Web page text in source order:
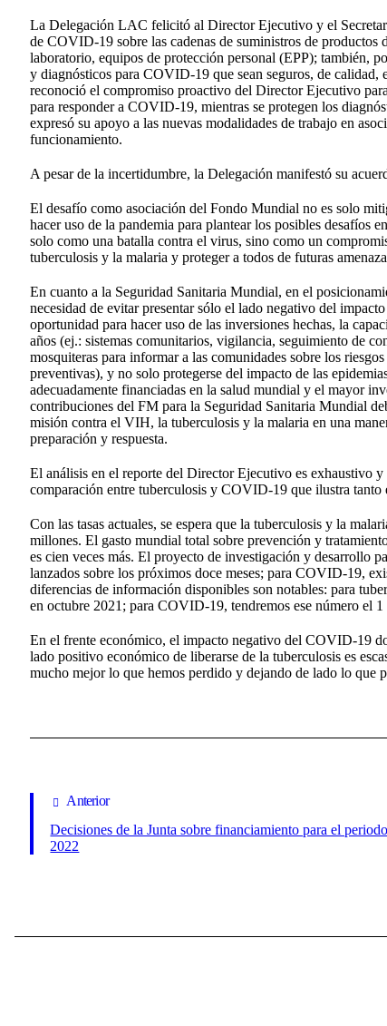
La Delegación LAC felicitó al Director Ejecutivo y el
de COVID-19 sobre las cadenas de suministros de
laboratorio, equipos de protección personal (EPP); también,
y diagnósticos para COVID-19 que sean seguros, de
reconoció el compromiso proactivo del Director Ejecutivo
para responder a COVID-19, mientras se protegen los
expresó su apoyo a las nuevas modalidades de trabajo en
funcionamiento.
A pesar de la incertidumbre, la Delegación manifestó su
El desafío como asociación del Fondo Mundial no es solo
hacer uso de la pandemia para plantear los posibles desafíos
solo como una batalla contra el virus, sino como un
tuberculosis y la malaria y proteger a todos de futuras
En cuanto a la Seguridad Sanitaria Mundial, en el
necesidad de evitar presentar sólo el lado negativo del
oportunidad para hacer uso de las inversiones hechas, la
años (ej.: sistemas comunitarios, vigilancia, seguimiento de
mosquiteras para informar a las comunidades sobre los
preventivas), y no solo protegerse del impacto de las
adecuadamente financiadas en la salud mundial y el mayor
contribuciones del FM para la Seguridad Sanitaria Mundial
misión contra el VIH, la tuberculosis y la malaria en una
preparación y respuesta.
El análisis en el reporte del Director Ejecutivo es exhaustivo
comparación entre tuberculosis y COVID-19 que ilustra tanto
Con las tasas actuales, se espera que la tuberculosis y la
millones. El gasto mundial total sobre prevención y
es cien veces más. El proyecto de investigación y desarrollo
lanzados sobre los próximos doce meses; para COVID-19,
diferencias de información disponibles son notables: para
en octubre 2021; para COVID-19, tendremos ese número el 1
En el frente económico, el impacto negativo del COVID-19
lado positivo económico de liberarse de la tuberculosis es
mucho mejor lo que hemos perdido y dejando de lado lo que
Anterior
Decisiones de la Junta sobre financiamiento para el
2022